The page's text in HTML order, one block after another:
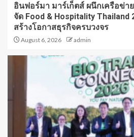
อินฟอร์มา มาร์เก็ตส์ ผนึกเครือข่า
จัด Food & Hospitality Thailand
สร้างโอกาสธุรกิจครบวงจร
August 6, 2026 admin